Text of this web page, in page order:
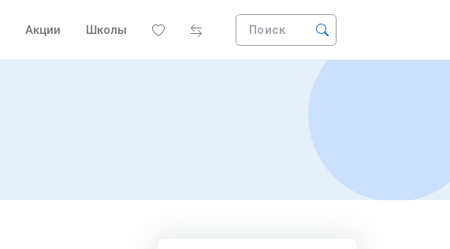
Акции Школы Поиск